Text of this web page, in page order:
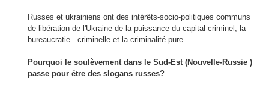
Russes et ukrainiens ont des intérêts-socio-politiques communs
de libération de l'Ukraine de la puissance du capital criminel , la
bureaucratie
criminelle et la criminalité pure.
Pourquoi le soulèvement dans le Sud-Est (Nouvelle-Russie )
passe pour être des slogans russes?